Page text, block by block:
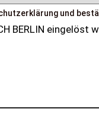
und
BERLIN eingelöst